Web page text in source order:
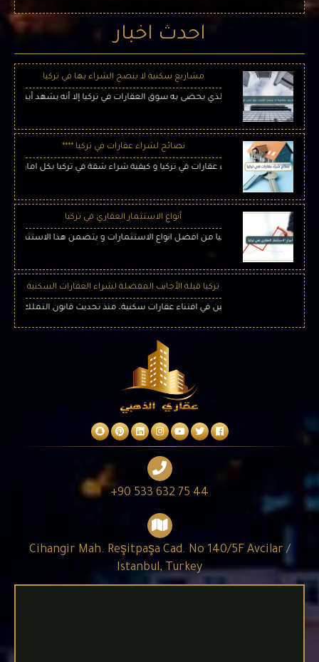
احدث اخبار
مشاريع سكنية لا ينصح الشراء بها في تركيا
مقارنة بالازدهار الكبير الذي يحضى به سوق العقارات في تركيا إلا أنه يشهد أيضا رواجًا
نصائح لشراء عقارات في تركيا ****
اهم نصائح لشراء عقارات في تركيا و كيفية شراء شقة في تركيا بكل امان و
أنواع الاستثمار العقاري في تركيا
العقاري في تركيا من افضل انواع الاستثمارات و يتضمن هذا الاستثمار
تركيا قبلة الأجانب المفضلة لشراء العقارات السكنية
في اقتناء عقارات سكنية، منذ تحديث قانون التملك في البلاد نهاية 2018، ليتيح للراغبين بتملك العقار الحصول على الجنسية التركية وفق شروط
+90 533 632 75 44
Cihangir Mah. Reşitpaşa Cad. No 140/5F Avcilar /
Istanbul, Turkey